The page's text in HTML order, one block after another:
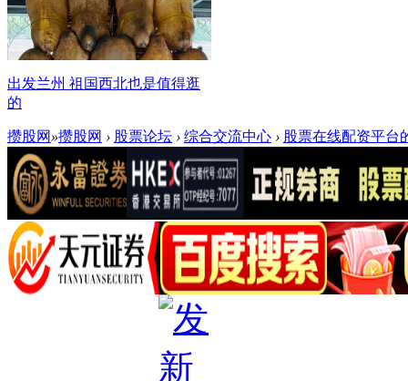
出发兰州 祖国西北也是值得逛
的
攒股网 »攒股网 › 股票论坛 › 综合交流中心 › 股票在线配资平台